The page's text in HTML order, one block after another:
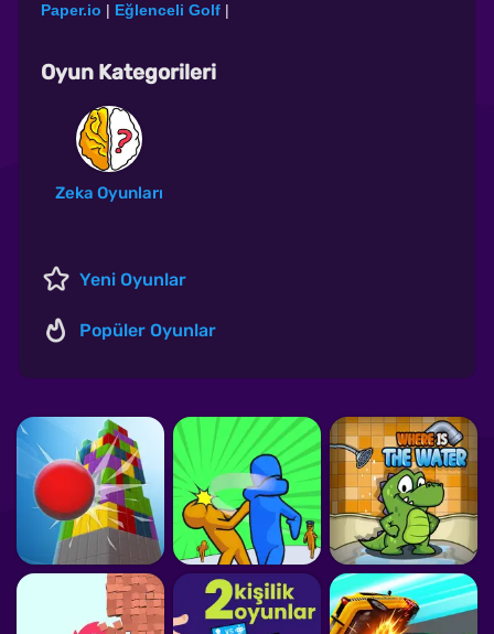
Paper.io | Eğlenceli Golf |
Oyun Kategorileri
Zeka Oyunları
Yeni Oyunlar
Popüler Oyunlar